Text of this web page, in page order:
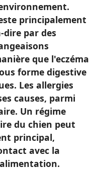
principalement
dire par des
que l'eczéma
forme digestive
Les allergies
causes, parmi
Un régime
du chien peut
principal,
avec la